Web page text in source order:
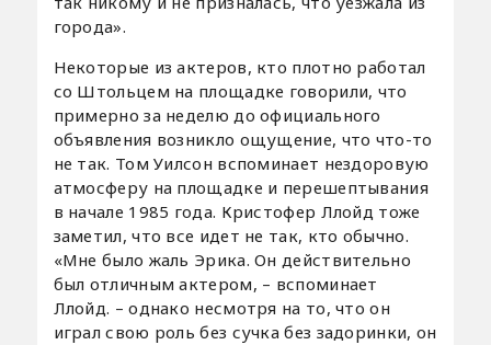
города».
Некоторые из актеров, кто плотно работал
со Штольцем на площадке говорили, что
примерно за неделю до официального
объявления возникло ощущение, что что-то
не так. Том Уилсон вспоминает нездоровую
атмосферу на площадке и перешептывания
в начале 1985 года. Кристофер Ллойд тоже
заметил, что все идет не так, кто обычно.
«Мне было жаль Эрика. Он действительно
был отличным актером, – вспоминает
Ллойд. – однако несмотря на то, что он
играл свою роль без сучка без задоринки, он